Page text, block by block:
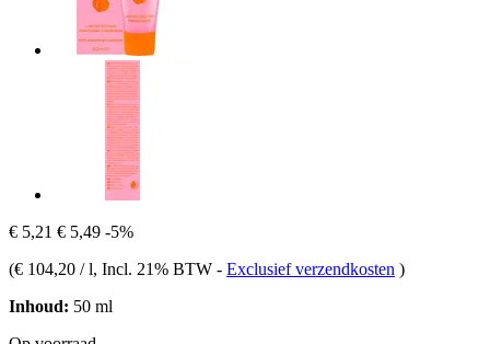
€ 5,21 € 5,49 -5%
(€ 104,20 / l, Incl. 21% BTW - Exclusief verzendkosten )
Inhoud: 50 ml